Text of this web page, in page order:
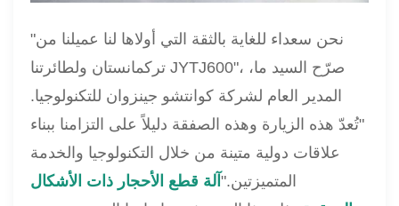
"نحن سعداء للغاية بالثقة التي أولاها لنا عميلنا من
تركمانستان ولطائرتنا JYTJ600"، صرّح السيد ما،
المدير العام لشركة كوانتشو جينزوان للتكنولوجيا.
"تُعدّ هذه الزيارة وهذه الصفقة دليلاً على التزامنا ببناء
علاقات دولية متينة من خلال التكنولوجيا والخدمة
المتميزتين."آلة قطع الأحجار ذات الأشكال